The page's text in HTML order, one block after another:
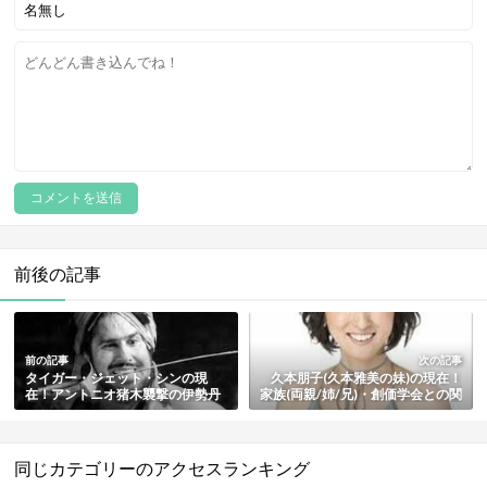
前後の記事
前の記事
タイガー・ジェット・シンの現
在！アントニオ猪木襲撃の伊勢丹
事件・性格はいい人説や結婚歴も
次の記事
久本朋子(久本雅美の妹)の現在！
家族(両親/姉/兄)・創価学会との関
係・結婚歴も総まとめ
同じカテゴリーのアクセスランキング